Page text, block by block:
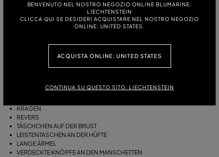
BENVENUTO NEL NOSTRO NEGOZIO ONLINE BLUMARINE:
LIECHTENSTEIN
CLICCA QUI SE DESIDERI ACQUISTARE NEL NOSTRO NEGOZIO
ONLINE: UNITED STATES.
ACQUISTA ONLINE: UNITED STATES
CONTINUA SU QUESTO SITO: LIECHTENSTEIN
GRAIN DE POUDRE WOLLE
KRAGEN
REVERS
TÄSCHCHEN AUF DER BRUST
LEISTENTASCHEN AN DER HÜFTE
LANGE ÄRMEL
VERDECKTE KNÖPFE AN DEN MANSCHETTEN